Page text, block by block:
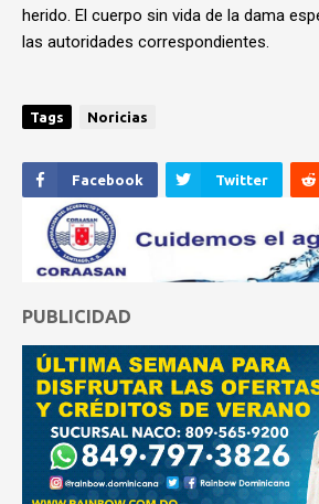
herido. El cuerpo sin vida de la dama
las autoridades correspondientes.
Tags Noricias
Facebook Twitter
PUBLICIDAD